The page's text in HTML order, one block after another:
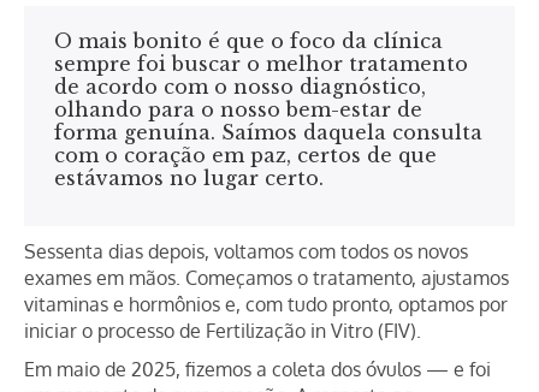
O mais bonito é que o foco da clínica
sempre foi buscar o melhor tratamento
de acordo com o nosso diagnóstico,
olhando para o nosso bem-estar de
forma genuína. Saímos daquela consulta
com o coração em paz, certos de que
estávamos no lugar certo.
Sessenta dias depois, voltamos com todos os novos
exames em mãos. Começamos o tratamento, ajustamos
vitaminas e hormônios e, com tudo pronto, optamos por
iniciar o processo de Fertilização in Vitro (FIV).
Em maio de 2025, fizemos a coleta dos óvulos — e foi